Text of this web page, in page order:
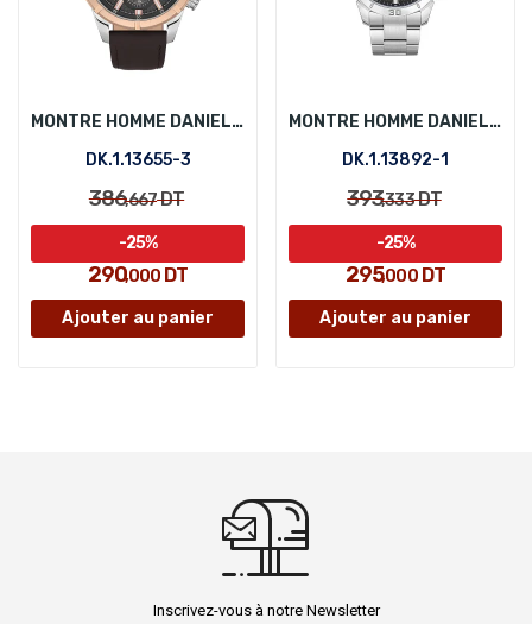
MONTRE HOMME DANIEL KLEIN DK.1.13655-3
DK.1.13655-3
386,667DT
290,000 DT
-25%
Ajouter au panier
MONTRE HOMME DANIEL KLEIN DK.1.13892-1
DK.1.13892-1
393,333DT
295,000DT
-25%
Ajouter au panier
Inscrivez-vous à notre Newsletter